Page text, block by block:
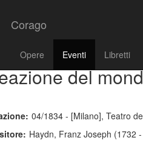
Corago
Opere Eventi Libretti
del
04/1834 - [Milano], Teatro
Haydn, Franz Joseph (1732